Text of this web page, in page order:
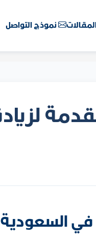
نموذج التواصل
السعودية 2025